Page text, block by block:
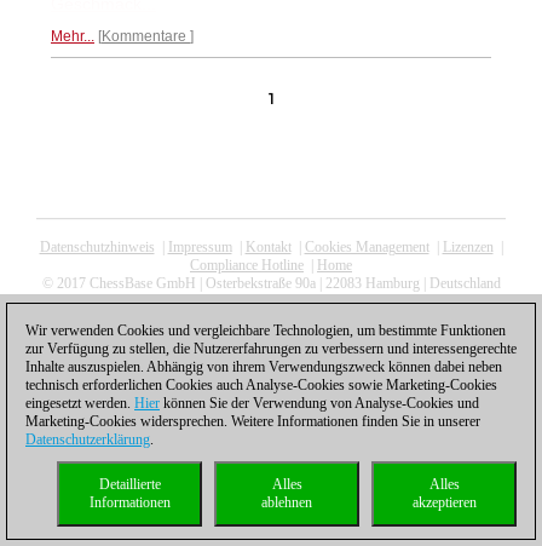
Mehr... Kommentare
1
Datenschutzhinweis Impressum| Kontakt| Cookies Management| Lizenzen
Compliance Hotline
Home
© 2017 ChessBase GmbH | Osterbekstraße 90a | 22083 Hamburg | Deutschland
coldest news
Wir verwenden Cookies und vergleichbare Technologien, um bestimmte Funktionen
zur Verfügung zu stellen, die Nutzererfahrungen zu verbessern und interessengerechte
Inhalte auszuspielen. Abhängig von ihrem Verwendungszweck können dabei neben
technisch erforderlichen Cookies auch Analyse-Cookies sowie Marketing-Cookies
eingesetzt werden. Hier können Sie der Verwendung von Analyse-Cookies und
Marketing-Cookies widersprechen. Weitere Informationen finden Sie in unserer
Datenschutzerklärung.
Alles
akzeptieren
Alles
ablehnen
Detaillierte
Informationen